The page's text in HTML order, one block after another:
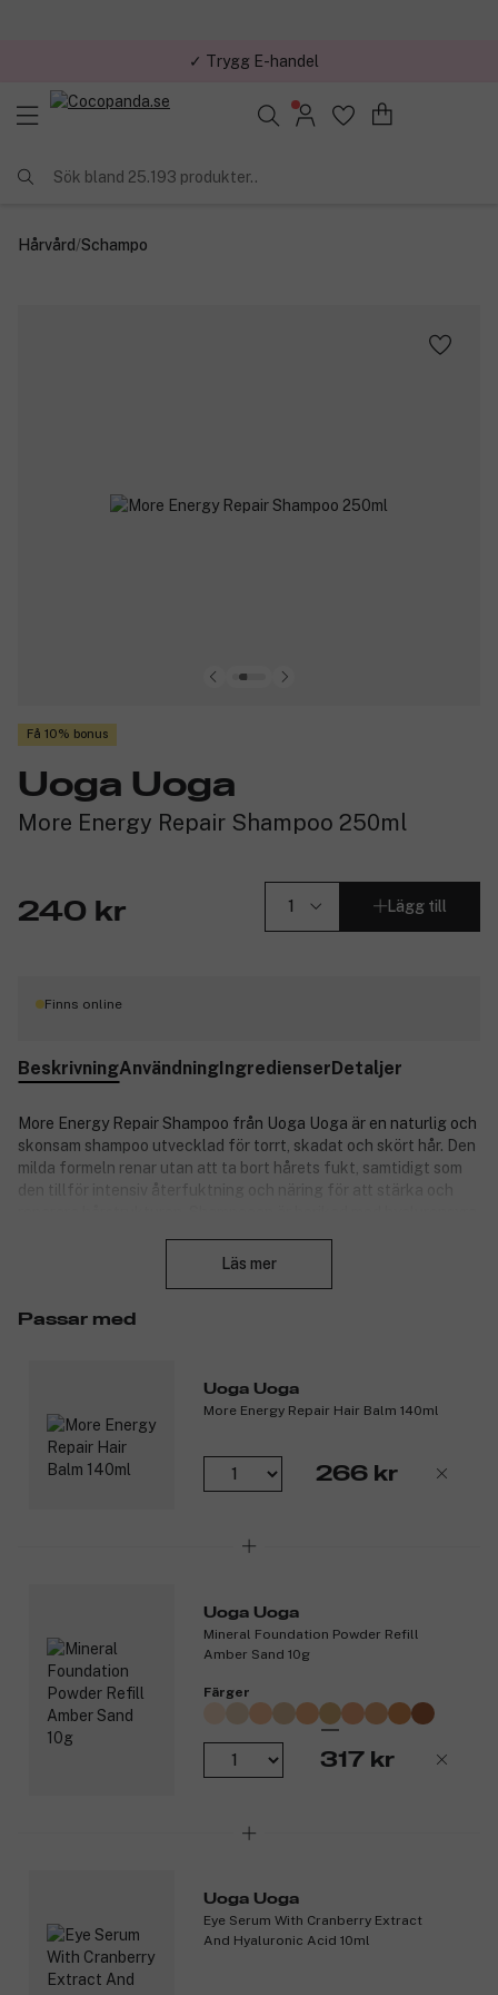
✓ Trygg E-handel
Sök bland 25.193 produkter..
Hårvård/Schampo
Få 10% bonus
Uoga Uoga
More Energy Repair Shampoo 250ml
240 kr Lägg till
Finns online
BeskrivningAnvändningIngredienserDetaljer
More Energy Repair Shampoo från Uoga Uoga är en naturlig och
skonsam shampoo utvecklad för torrt, skadat och skört hår. Den
milda formeln renar utan att ta bort hårets fukt, samtidigt som
den tillför intensiv återfuktning och näring för att stärka och
tid. Hydrolyserade veteproteiner tränger in i hårstrået och bidrar
antioxidanter, skyddar håret mot yttre påverkan och tillför glans
Passar för torrt, skadat och skört hår. Vegansk och COSMOS
Natural-certifierad.
Produktnummer:
Läs mer
Passar med
Uoga Uoga
More Energy Repair Hair Balm 140ml
266 kr
Uoga Uoga
Mineral Foundation Powder Refill
Amber Sand 10g
Färger
317 kr
Uoga Uoga
Eye Serum With Cranberry Extract
And Hyaluronic Acid 10ml